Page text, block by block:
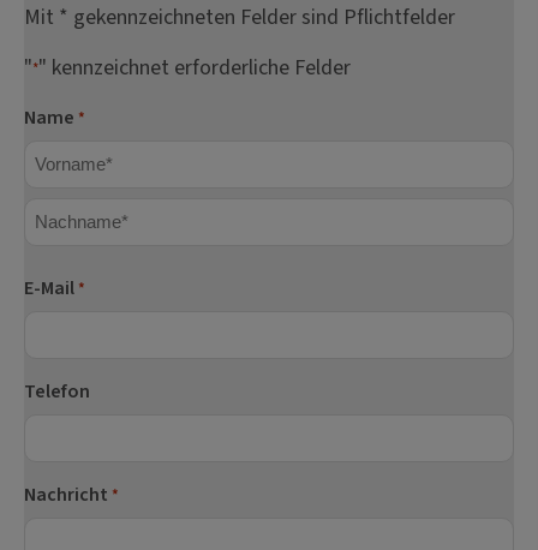
Mit * gekennzeichneten Felder sind Pflichtfelder
"*" kennzeichnet erforderliche Felder
Name *
E-Mail *
Telefon
Nachricht *